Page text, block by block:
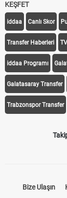
KEŞFET
iddaa Canlı Skor
Transfer Haberleri
iddaa Programı
Galatasaray Transfer
Trabzonspor Transfer
Bize Ulaşın